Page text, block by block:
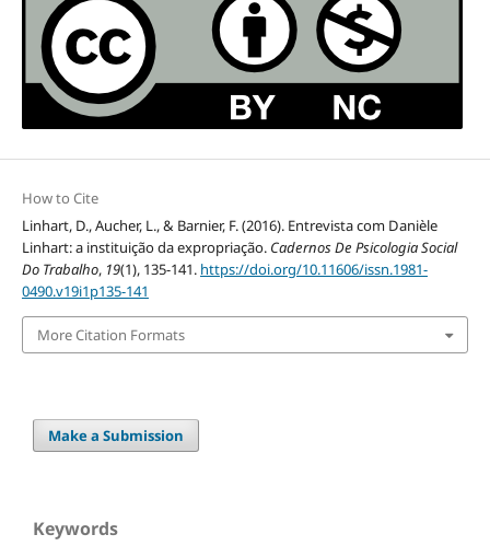
How to Cite
Linhart, D., Aucher, L., & Barnier, F. (2016). Entrevista com Danièle
Linhart: a instituição da expropriação. Cadernos De Psicologia Social
Do Trabalho, 19(1), 135-141. https://doi.org/10.11606/issn.1981-
0490.v19i1p135-141
More Citation Formats
Make a Submission
Keywords